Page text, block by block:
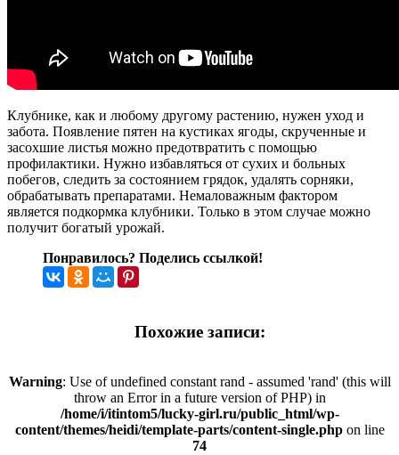
Клубнике, как и любому другому растению, нужен уход и
забота. Появление пятен на кустиках ягоды, скрученные и
засохшие листья можно предотвратить с помощью
профилактики. Нужно избавляться от сухих и больных
побегов, следить за состоянием грядок, удалять сорняки,
обрабатывать препаратами. Немаловажным фактором
является подкормка клубники. Только в этом случае можно
получит богатый урожай.
Понравилось? Поделись ссылкой!
Похожие записи:
Warning: Use of undefined constant rand - assumed 'rand' (this will
throw an Error in a future version of PHP) in
/home/i/itintom5/lucky-girl.ru/public_html/wp-
content/themes/heidi/template-parts/content-single.phpon line
74